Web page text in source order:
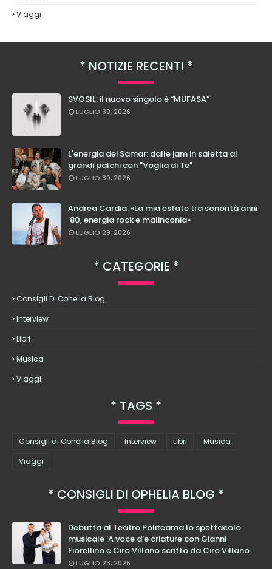
Viaggi
NOTIZIE RECENTI
SVOSIL: il nuovo singolo è “MUFASA”
LUGLIO 30, 2026
L'energia dei Samar: dalle jam in saletta ai
grandi palchi con "Voglia di Te"
LUGLIO 30, 2026
Andrea Cardia: «La mia estate tra sonorità anni
'80, energia rock e malinconia»
LUGLIO 29, 2026
CATEGORIE
Consigli Di Ophelia Blog
Interview
Libri
Musica
Viaggi
TAGS
Consigli di Ophelia Blog Interview Libri
Musica
Viaggi
CONSIGLI DI OPHELIA BLOG
Debutta al Teatro Politeama lo spettacolo
musicale 'A voce d’e criature con Gianni
Fiorellino e Ciro Villano scritto da Ciro Villano
LUGLIO 23, 2026